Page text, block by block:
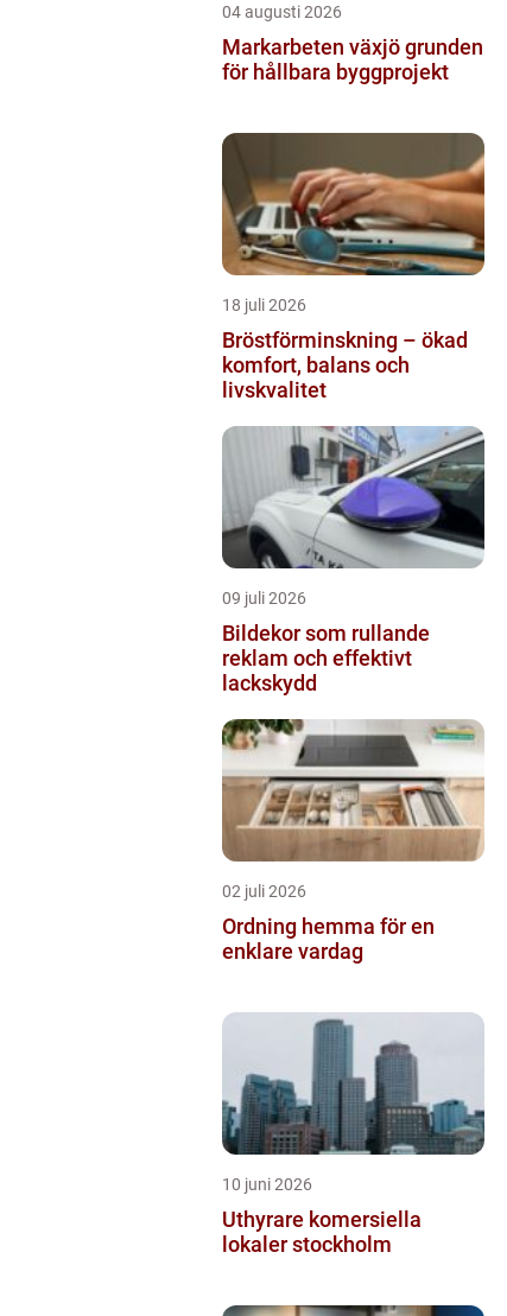
04 augusti 2026
Markarbeten växjö grunden
för hållbara byggprojekt
18 juli 2026
Bröstförminskning – ökad
komfort, balans och
livskvalitet
09 juli 2026
Bildekor som rullande
reklam och effektivt
lackskydd
02 juli 2026
Ordning hemma för en
enklare vardag
10 juni 2026
Uthyrare komersiella
lokaler stockholm